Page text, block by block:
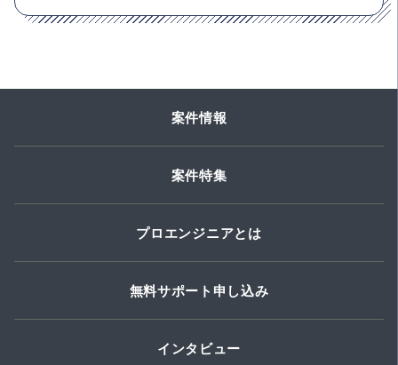
案件情報
案件特集
プロエンジニアとは
無料サポート申し込み
インタビュー